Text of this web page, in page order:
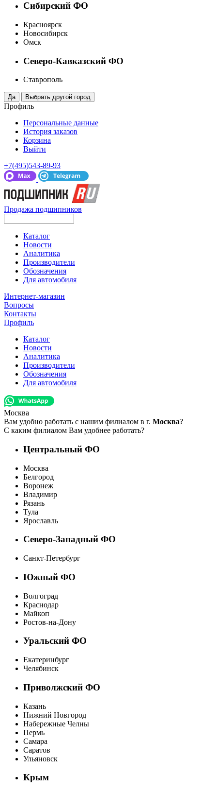
Сибирский ФО
Красноярск
Новосибирск
Омск
Северо-Кавказский ФО
Ставрополь
Профиль
Персональные данные
История заказов
Корзина
Выйти
+7(495)543-89-93
Продажа подшипников
Каталог
Новости
Аналитика
Производители
Обозначения
Для автомобиля
Интернет-магазин
Вопросы
Контакты
Профиль
Каталог
Новости
Аналитика
Производители
Обозначения
Для автомобиля
Москва
Вам удобно работать с нашим филиалом в г. Москва?
С каким филиалом Вам удобнее работать?
Центральный ФО
Москва
Белгород
Воронеж
Владимир
Рязань
Тула
Ярославль
Северо-Западный ФО
Санкт-Петербург
Южный ФО
Волгоград
Краснодар
Майкоп
Ростов-на-Дону
Уральский ФО
Екатеринбург
Челябинск
Приволжский ФО
Казань
Нижний Новгород
Набережные Челны
Пермь
Самара
Саратов
Ульяновск
Крым